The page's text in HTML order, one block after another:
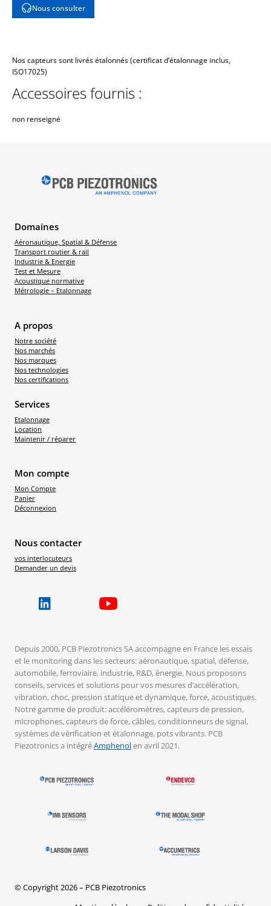
Nous consulter
Nos capteurs sont livrés étalonnés (certificat d’étalonnage inclus,
ISO17025)
Accessoires fournis :
non renseigné
Domaines
Aéronautique, Spatial & Défense
Transport routier & rail
Industrie & Energie
Test et Mesure
Acoustique normative
Métrologie – Etalonnage
A propos
Notre société
Nos marchés
Nos marques
Nos technologies
Nos certifications
Services
Etalonnage
Location
Maintenir / réparer
Mon compte
Mon Compte
Panier
Déconnexion
Nous contacter
vos interlocuteurs
Demander un devis
Depuis 2000, PCB Piezotronics SA accompagne en France les essais
et le monitoring dans les secteurs: aéronautique, spatial, défense,
automobile, ferroviaire, industrie, R&D, énergie. Nous proposons
conseils, services et solutions pour vos mesures d’accélération,
vibration, choc, pression statique et dynamique, force, acoustiques.
Notre gamme de produit: accéléromètres, capteurs de pression,
microphones, capteurs de force, câbles, conditionneurs de signal,
systèmes de vérification et étalonnage, pots vibrants. PCB
Piezotronics a intégréAmphenolen avril 2021.
© Copyright 2026 – PCB Piezotronics